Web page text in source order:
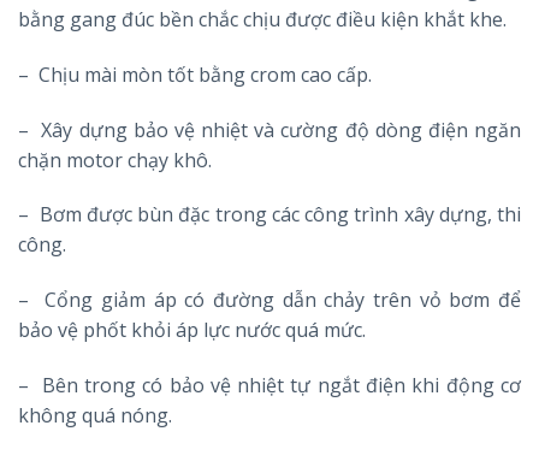
bằng gang đúc bền chắc chịu được điều kiện khắt khe.
– Chịu mài mòn tốt bằng crom cao cấp.
– Xây dựng bảo vệ nhiệt và cường độ dòng điện ngăn
chặn motor chạy khô.
– Bơm được bùn đặc trong các công trình xây dựng, thi
công.
– Cổng giảm áp có đường dẫn chảy trên vỏ bơm để
bảo vệ phốt khỏi áp lực nước quá mức.
– Bên trong có bảo vệ nhiệt tự ngắt điện khi động cơ
không quá nóng.